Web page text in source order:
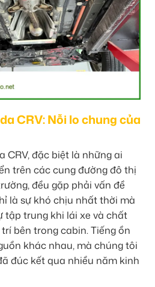
CRV: Nỗi lo chung của
CRV, đặc biệt là những ai
trên các cung đường đô thị
đều gặp phải vấn đề
là sự khó chịu nhất thời mà
tập trung khi lái xe và chất
bên trong cabin. Tiếng ồn
khác nhau, mà chúng tôi
đúc kết qua nhiều năm kinh